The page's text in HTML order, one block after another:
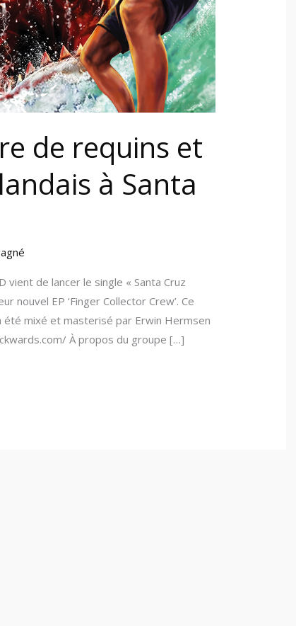
de requins et
à Santa
vient de lancer le single « Santa Cruz
nouvel EP ‘Finger Collector Crew’. Ce
mixé et masterisé par Erwin Hermsen
À propos du groupe […]